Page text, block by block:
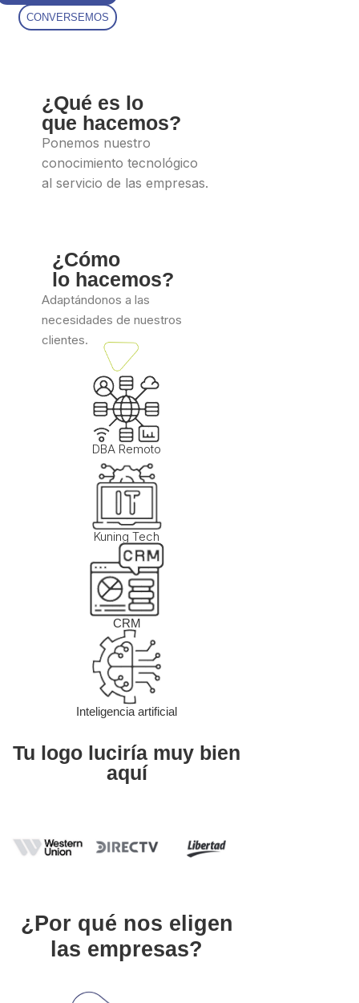
CONVERSEMOS
¿Qué es lo
que hacemos?
Ponemos nuestro
conocimiento tecnológico
al servicio de las empresas.
¿Cómo
lo hacemos?
Adaptándonos a las
necesidades de nuestros
clientes.
DBA Remoto
Kuning Tech
CRM
Inteligencia artificial
Tu logo luciría muy bien
aquí
¿Por qué nos eligen
las empresas?